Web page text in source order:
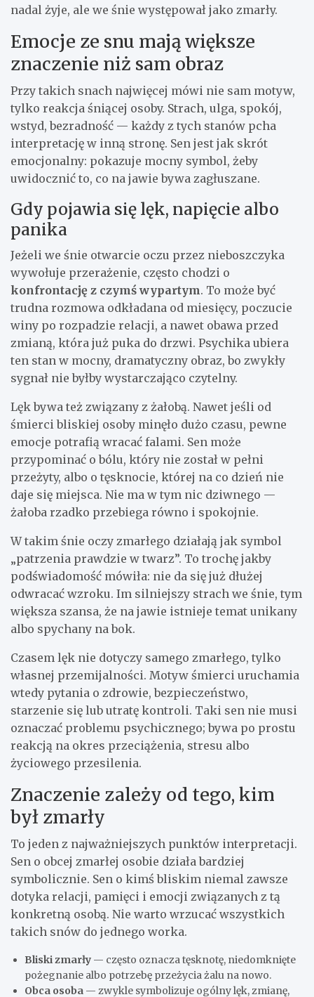
nadal żyje, ale we śnie występował jako zmarły.
Emocje ze snu mają większe
znaczenie niż sam obraz
Przy takich snach najwięcej mówi nie sam motyw,
tylko reakcja śniącej osoby. Strach, ulga, spokój,
wstyd, bezradność — każdy z tych stanów pcha
interpretację w inną stronę. Sen jest jak skrót
emocjonalny: pokazuje mocny symbol, żeby
uwidocznić to, co na jawie bywa zagłuszane.
Gdy pojawia się lęk, napięcie albo
panika
Jeżeli we śnie otwarcie oczu przez nieboszczyka
wywołuje przerażenie, często chodzi o
konfrontację z czymś wypartym. To może być
trudna rozmowa odkładana od miesięcy, poczucie
winy po rozpadzie relacji, a nawet obawa przed
zmianą, która już puka do drzwi. Psychika ubiera
ten stan w mocny, dramatyczny obraz, bo zwykły
sygnał nie byłby wystarczająco czytelny.
Lęk bywa też związany z żałobą. Nawet jeśli od
śmierci bliskiej osoby minęło dużo czasu, pewne
emocje potrafią wracać falami. Sen może
przypominać o bólu, który nie został w pełni
przeżyty, albo o tęsknocie, której na co dzień nie
daje się miejsca. Nie ma w tym nic dziwnego —
żałoba rzadko przebiega równo i spokojnie.
W takim śnie oczy zmarłego działają jak symbol
„patrzenia prawdzie w twarz”. To trochę jakby
podświadomość mówiła: nie da się już dłużej
odwracać wzroku. Im silniejszy strach we śnie, tym
większa szansa, że na jawie istnieje temat unikany
albo spychany na bok.
Czasem lęk nie dotyczy samego zmarłego, tylko
własnej przemijalności. Motyw śmierci uruchamia
wtedy pytania o zdrowie, bezpieczeństwo,
starzenie się lub utratę kontroli. Taki sen nie musi
oznaczać problemu psychicznego; bywa po prostu
reakcją na okres przeciążenia, stresu albo
życiowego przesilenia.
Znaczenie zależy od tego, kim
był zmarły
To jeden z najważniejszych punktów interpretacji.
Sen o obcej zmarłej osobie działa bardziej
symbolicznie. Sen o kimś bliskim niemal zawsze
dotyka relacji, pamięci i emocji związanych z tą
konkretną osobą. Nie warto wrzucać wszystkich
takich snów do jednego worka.
Bliski zmarły — często oznacza tęsknotę, niedomknięte
pożegnanie albo potrzebę przeżycia żalu na nowo.
Obca osoba — zwykle symbolizuje ogólny lęk, zmianę,